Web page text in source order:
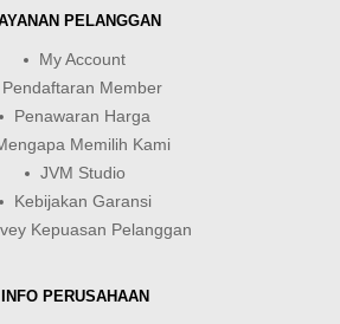
PELANGGAN
My Account
Pendaftaran Member
Penawaran Harga
Memilih Kami
JVM Studio
Kebijakan Garansi
Kepuasan Pelanggan
INFO PERUSAHAAN